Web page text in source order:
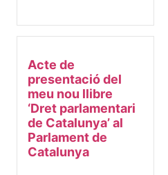
Acte de
presentació del
meu nou llibre
‘Dret parlamentari
de Catalunya’ al
Parlament de
Catalunya